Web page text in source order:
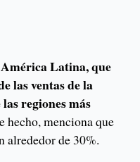
Latina, que
las ventas de la
regiones más
hecho, menciona que
alrededor de 30%.